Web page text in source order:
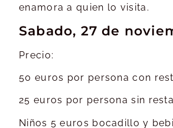
enamora a quien lo visita.
Sabado, 27 de
Precio:
50 euros por persona con
25 euros por persona sin
Niños 5 euros bocadillo y